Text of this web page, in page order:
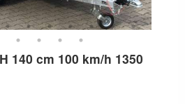
140 cm 100 km/h 1350